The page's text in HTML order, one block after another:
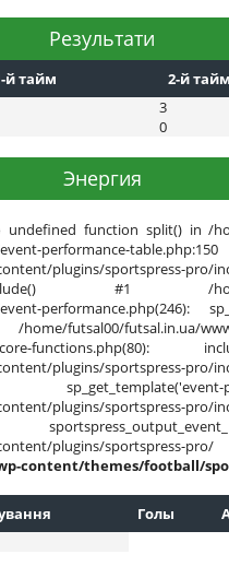
Результати
й тайм
2-й
3
0
Энергия
function split() in /
event-performance-
plugins/sportspress-pro/
#1 /home/
performance.php(246):
www/wp-
sp-core-functions.php(80):
plugins/sportspress-pro/
plugins/sportspress-pro/
www/wp-content/
content/themes/football/
Голы